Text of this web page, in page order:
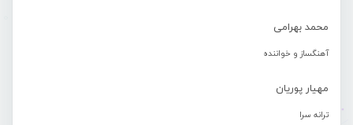
محمد بهرامی
آهنگساز و خواننده
مهیار پوریان
ترانه سرا